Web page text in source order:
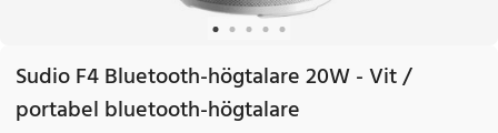
Sudio F4 Bluetooth-högtalare 20W - Vit /
portabel bluetooth-högtalare